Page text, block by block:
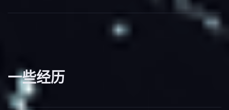
一些经历